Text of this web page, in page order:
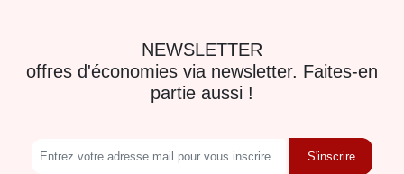
NEWSLETTER
offres d'économies via newsletter. Faites-en
partie aussi !
S'inscrire